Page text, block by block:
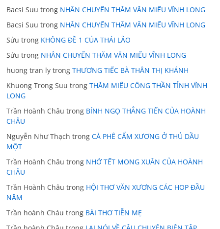
Bacsi Suu trong NHÂN CHUYẾN THĂM VĂN MIẾU VĨNH LONG
Bacsi Suu trong NHÂN CHUYẾN THĂM VĂN MIẾU VĨNH LONG
Sửu trong KHÔNG ĐỀ 1 CỦA THÁI LÃO
Sửu trong NHÂN CHUYẾN THĂM VĂN MIẾU VĨNH LONG
huong tran ly trongTHƯƠNG TIẾC BÀ THÂN THỊ KHÁNH
Khuong Trong Suu trongTHĂM MIẾU CÔNG THẦN TỈNH VĨNH
LONG
Trần Hoành Châu trong BÍNH NGỌ THẲNG TIẾN CỦA HOÀNH
CHÂU
Nguyễn Như Thạch trongCÀ PHÊ CẨM XƯƠNG Ở THỦ DẦU
MỘT
Trần Hoành Châu trong NHỚ TẾT MONG XUÂN CỦA HOÀNH
CHÂU
Trần Hoành Châu trong HỘI THƠ VĂN XƯƠNG CÁC HOP ĐẦU
NĂM
Trần hoành Cháu trong BÀI THƠ TIỄN MẸ